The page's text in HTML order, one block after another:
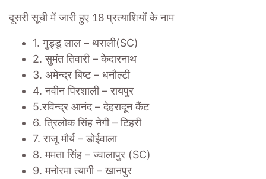
दूसरी सूची में जारी हुए 18 प्रत्याशियों के नाम
1. गुड्डू लाल – थराली(SC)
2. सुमंत तिवारी – केदारनाथ
3. अमेन्द्र बिष्ट – धनौल्टी
4. नवीन पिरशाली – रायपुर
5.रविन्द्र आनंद – देहरादून कैंट
6. त्रिलोक सिंह नेगी – टिहरी
7. राजू मौर्य – डोईवाला
8. ममता सिंह – ज्वालापुर (SC)
9. मनोरमा त्यागी – खानपुर